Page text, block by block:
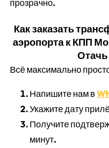
прозрачно.
Как заказать
аэропорта к КПП
Отачь
Всё максимально
Напишите нам в
Укажите дату
Получите
минут.